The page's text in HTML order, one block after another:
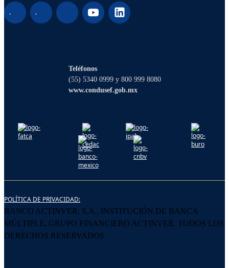
Teléfonos
(55) 5340 0999 y 800 999 8080
www.condusef.gob.mx
POLÍTICA DE PRIVACIDAD:
BANCO ACTINVER, S.A., INSTITUCIÓN DE BANCA
MÚLTIPLE, GRUPO FINANCIERO ACTINVER. TODOS LOS
DERECHOS RESERVADOS